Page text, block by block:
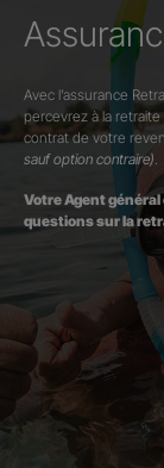
Avec l’assurance
percevrez à la
contrat de votre
sauf option contraire).
Votre Agent
questions sur la